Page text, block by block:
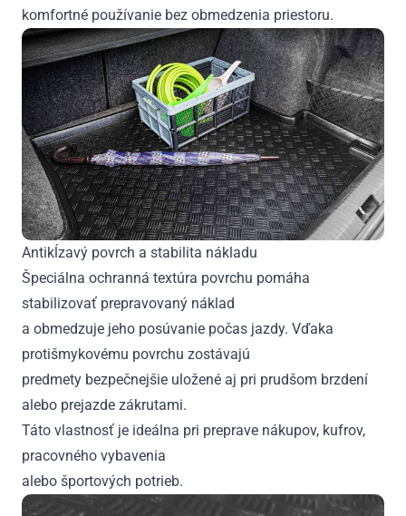
komfortné používanie bez obmedzenia priestoru.
Antikĺzavý povrch a stabilita nákladu
Špeciálna ochranná textúra povrchu pomáha
stabilizovať prepravovaný náklad
a obmedzuje jeho posúvanie počas jazdy. Vďaka
protišmykovému povrchu zostávajú
predmety bezpečnejšie uložené aj pri prudšom brzdení
alebo prejazde zákrutami.
Táto vlastnosť je ideálna pri preprave nákupov, kufrov,
pracovného vybavenia
alebo športových potrieb.